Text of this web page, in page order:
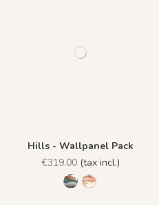
Hills - Wallpanel Pack
€319.00 (tax incl.)
R026 - Earth Tones
R027 - Moonlight